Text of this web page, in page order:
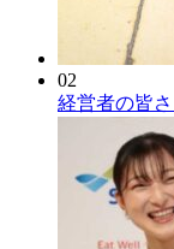
02
経営者の皆